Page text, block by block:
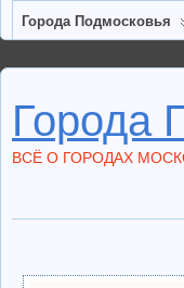
Города Подмосковья
Города
ВСЁ О ГОРОДАХ